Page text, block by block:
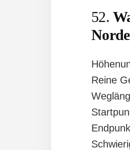
52.
Reine